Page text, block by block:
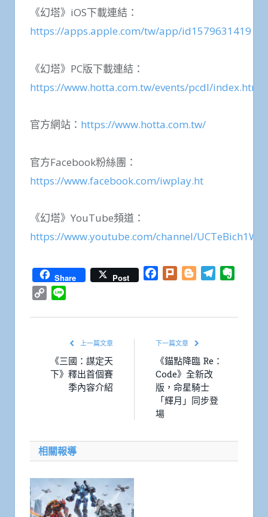
《幻塔》iOS下載連結：
https://apps.apple.com/tw/app/id1579631419
《幻塔》PC版下載連結：
https://www.hotta.com.tw/events/pcdl/index.html
官方網站： https://www.hotta.com.tw/
官方Facebook粉絲團：
https://www.facebook.com/iwplay.ht
《幻塔》YouTube頻道：
https://www.youtube.com/channel/
Share Post Facebook
Plurk BloggerTelegram
Copy
上一篇文章
《三國：謀定天
下》釋出首個賽
季內容介紹
下一篇文章
《錨點降臨 Re：
Code》全新改
版，命星騎士
「輝月」同步登
場
相關報導